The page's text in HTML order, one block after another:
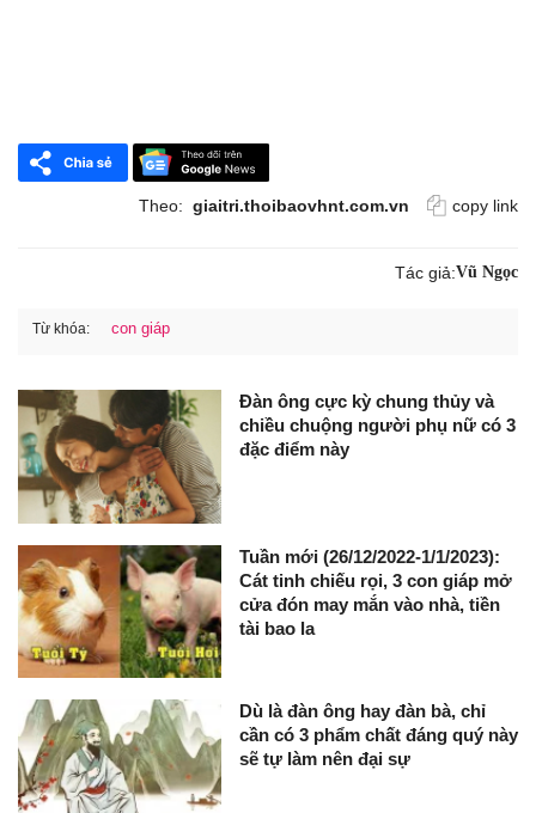
Theo: giaitri.thoibaovhnt.com.vn copy link
Tác giả:Vũ Ngọc
Từ khóa: con giáp
Đàn ông cực kỳ chung thủy và
chiều chuộng người phụ nữ có 3
đặc điểm này
Tuần mới (26/12/2022-1/1/2023):
Cát tinh chiếu rọi, 3 con giáp mở
cửa đón may mắn vào nhà, tiền
tài bao la
Dù là đàn ông hay đàn bà, chỉ
cần có 3 phẩm chất đáng quý này
sẽ tự làm nên đại sự